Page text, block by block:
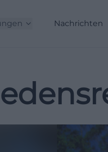
Nachrichten